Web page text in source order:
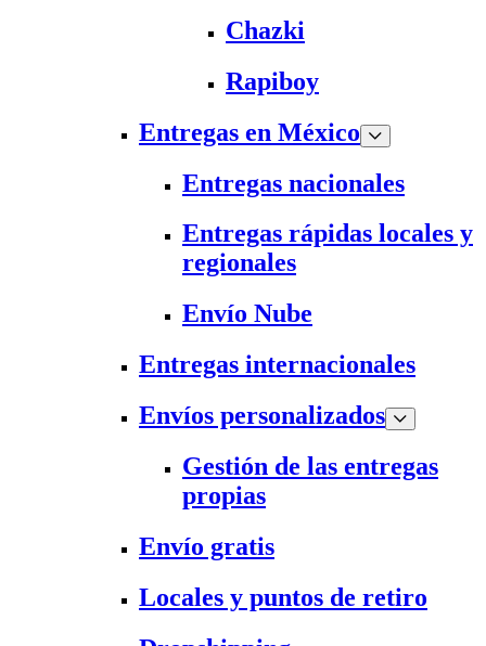
Chazki
Rapiboy
Entregas en México
Entregas nacionales
Entregas rápidas locales y
regionales
Envío Nube
Entregas internacionales
Envíos personalizados
Gestión de las entregas
propias
Envío gratis
Locales y puntos de retiro